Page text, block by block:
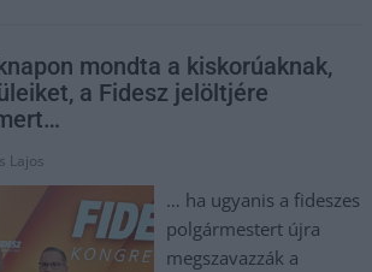
mondta a kiskorúaknak,
a Fidesz jelöltjére
Lajos
… ha ugyanis a fideszes
polgármestert újra
megszavazzák a